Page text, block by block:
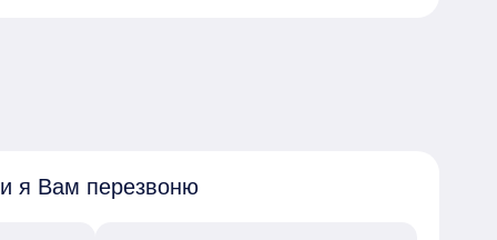
я Вам перезвоню